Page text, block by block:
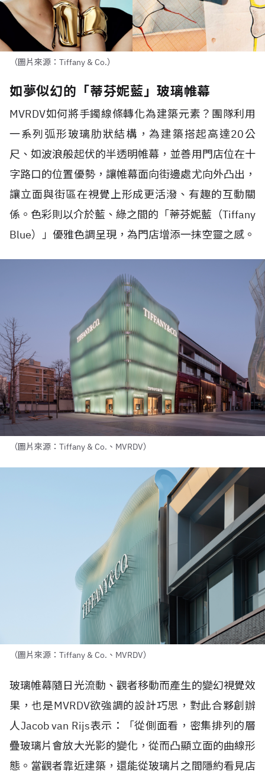
（圖片來源：Tiffany & Co.）
如夢似幻的「蒂芬妮藍」玻璃帷幕
MVRDV如何將手鐲線條轉化為建築元素？團隊利用
一系列弧形玻璃肋狀結構，為建築搭起高達20公
尺、如波浪般起伏的半透明帷幕，並善用門店位在十
字路口的位置優勢，讓帷幕面向街邊處尤向外凸出，
讓立面與街區在視覺上形成更活潑、有趣的互動關
係。色彩則以介於藍、綠之間的「蒂芬妮藍（Tiffany
Blue）」優雅色調呈現，為門店增添一抹空靈之感。
（圖片來源：Tiffany & Co.、MVRDV）
（圖片來源：Tiffany & Co.、MVRDV）
玻璃帷幕隨日光流動、觀者移動而產生的變幻視覺效
果，也是MVRDV欲強調的設計巧思，對此合夥創辦
人Jacob van Rijs表示：「從側面看，密集排列的層
疊玻璃片會放大光影的變化，從而凸顯立面的曲線形
態。當觀者靠近建築，還能從玻璃片之間隱約看見店